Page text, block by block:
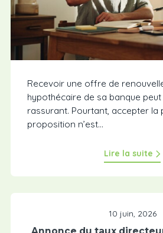
Recevoir une offre de
hypothécaire de sa banque
rassurant. Pourtant, accepter la
proposition n’est…
Lire la suite
10 juin, 2026